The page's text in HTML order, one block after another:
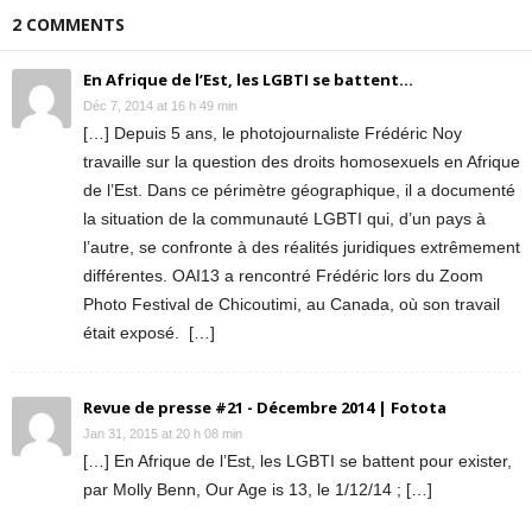
2 COMMENTS
En Afrique de l’Est, les LGBTI se battent...
Déc 7, 2014 at 16 h 49 min
[…] Depuis 5 ans, le photojournaliste Frédéric Noy
travaille sur la question des droits homosexuels en Afrique
de l’Est. Dans ce périmètre géographique, il a documenté
la situation de la communauté LGBTI qui, d’un pays à
l’autre, se confronte à des réalités juridiques extrêmement
différentes. OAI13 a rencontré Frédéric lors du Zoom
Photo Festival de Chicoutimi, au Canada, où son travail
était exposé. […]
Revue de presse #21 - Décembre 2014 | Fotota
Jan 31, 2015 at 20 h 08 min
[…] En Afrique de l’Est, les LGBTI se battent pour exister,
par Molly Benn, Our Age is 13, le 1/12/14 ; […]